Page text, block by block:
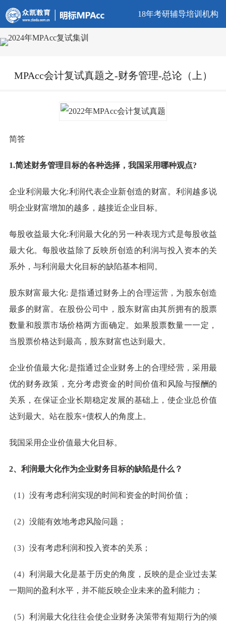
18年考研辅导培训机构
MPAcc会计复试真题之-财务管理-总论（上）
简答
1.简述财务管理目标的各种选择，我国采用哪种观点?
企业利润最大化:利润代表企业新创造的财富。利润越多说
明企业财富增加的越多，越接近企业目标。
每股收益最大化:利润最大化的另一种表现方式是每股收益
最大化。每股收益除了反映所创造的利润与投入资本的关
系外，与利润最大化目标的缺陷基本相同。
股东财富最大化: 是指通过财务上的合理运营，为股东创造
最多的财富。在股份公司中，股东财富由其所拥有的股票
数量和股票市场价格两方面确定。如果股票数量一一定，
当股票价格达到最高，股东财富也达到最大。
企业价值最大化:是指通过企业财务上的合理经营，采用最
优的财务政策，充分考虑资金的时间价值和风险与报酬的
关系，在保证企业长期稳定发展的基础上，使企业总价值
达到最大。站在股东+债权人的角度上。
我国采用企业价值最大化目标。
2、利润最大化作为企业财务目标的缺陷是什么？
（1）没有考虑利润实现的时间和资金的时间价值；
（2）没能有效地考虑风险问题；
（3）没有考虑利润和投入资本的关系；
（4）利润最大化是基于历史的角度，反映的是企业过去某
一期间的盈利水平，并不能反映企业未来的盈利能力；
（5）利润最大化往往会使企业财务决策带有短期行为的倾